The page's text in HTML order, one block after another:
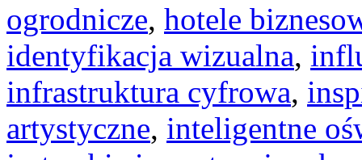
ogrodnicze, hotele
identyfikacja wizualna,
infrastruktura cyfrowa,
artystyczne, inteligentne